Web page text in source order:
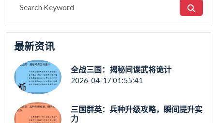
最新资讯
全战三国：揭秘间谍武将诡计
2026-04-17 01:55:41
三国群英：兵种升级攻略，瞬间提升实
力